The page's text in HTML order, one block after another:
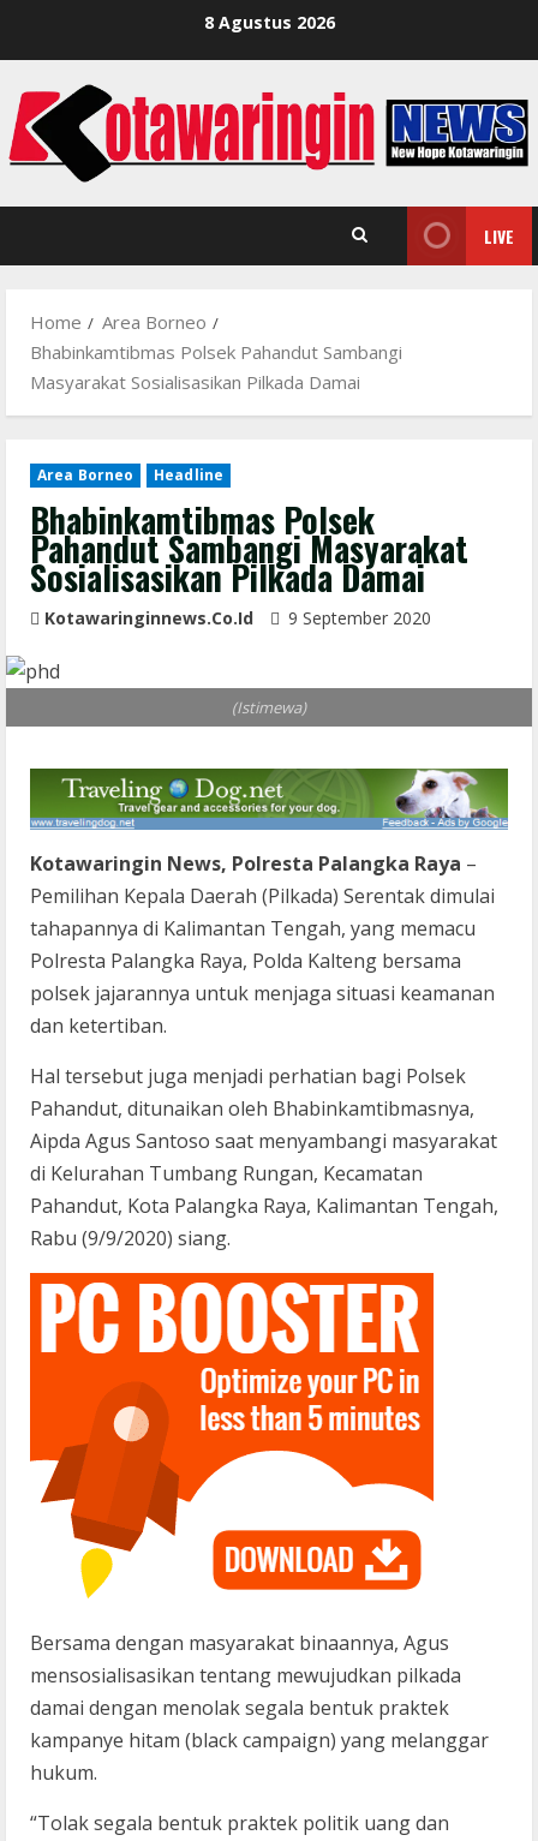
8 Agustus 2026
LIVE
Home
Area Borneo
Bhabinkamtibmas Polsek Pahandut Sambangi
Masyarakat Sosialisasikan Pilkada Damai
Area Borneo Headline
Bhabinkamtibmas Polsek
Pahandut Sambangi Masyarakat
Sosialisasikan Pilkada Damai
Kotawaringinnews.co.id 9 September 2020
(Istimewa)
Kotawaringin News, Polresta Palangka Raya –
Pemilihan Kepala Daerah (Pilkada) Serentak dimulai
tahapannya di Kalimantan Tengah, yang memacu
Polresta Palangka Raya, Polda Kalteng bersama
polsek jajarannya untuk menjaga situasi keamanan
dan ketertiban.
Hal tersebut juga menjadi perhatian bagi Polsek
Pahandut, ditunaikan oleh Bhabinkamtibmasnya,
Aipda Agus Santoso saat menyambangi masyarakat
di Kelurahan Tumbang Rungan, Kecamatan
Pahandut, Kota Palangka Raya, Kalimantan Tengah,
Rabu (9/9/2020) siang.
Bersama dengan masyarakat binaannya, Agus
mensosialisasikan tentang mewujudkan pilkada
damai dengan menolak segala bentuk praktek
kampanye hitam (black campaign) yang melanggar
hukum.
“Tolak segala bentuk praktek politik uang dan